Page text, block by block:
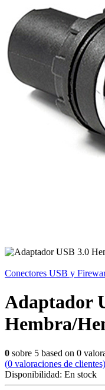
Conectores USB y
Adaptador
Hembra/
0 sobre 5 based on 0
(0 valoraciones de clientes)
Disponibilidad: En stock